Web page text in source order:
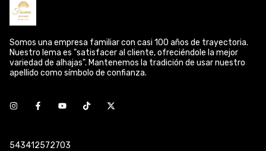
Somos una empresa familiar con casi 100 años de trayectoria.
Nuestro lema es "satisfacer al cliente, ofreciéndole la mejor
variedad de alhajas". Mantenemos la tradición de usar nuestro
apellido como símbolo de confianza.
543412572703